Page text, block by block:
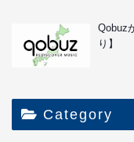
Qobuz
り】
Category